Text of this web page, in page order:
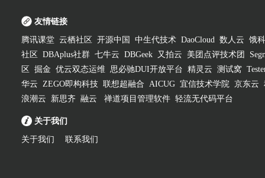
友情链接
腾讯课堂 云栖社区 开源中国 中生代技术 DaoCloud 数人云 饿
社区
DBAplus社群 七牛云 DBGeek 又拍云 美团点评技术团
区
掘金 优云双态运维 思必驰DUI开放平台 精灵云 测试窝
华云 ZEGO即构科技 联想超融合 AICUG 宜信技术学院 京东云
浪潮云
新思齐 融云 禅道项目管理软件 轻流无代码平台
关于我们
关于我们 联系我们